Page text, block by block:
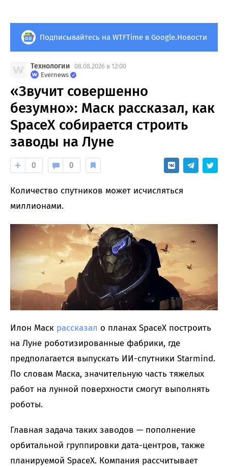
Подписывайтесь на WTFTime в Google.Новости
Технологии 08.08.2026 в 12:00
Evernews
«Звучит совершенно
безумно»: Маск рассказал, как
SpaceX собирается строить
заводы на Луне
0 0
Количество спутников может исчисляться
миллионами.
Илон Маск рассказал о планах SpaceX построить
на Луне роботизированные фабрики, где
предполагается выпускать ИИ-спутники Starmind.
По словам Маска, значительную часть тяжелых
работ на лунной поверхности смогут выполнять
роботы.
Главная задача таких заводов — пополнение
орбитальной группировки дата-центров, также
планируемой SpaceX. Компания рассчитывает